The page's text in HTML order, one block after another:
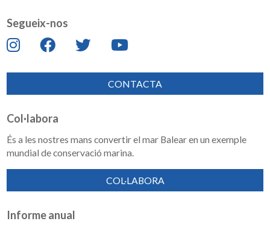
Segueix-nos
CONTACTA
Col·labora
És a les nostres mans convertir el mar Balear en un exemple
mundial de conservació marina.
COL·LABORA
Informe anual